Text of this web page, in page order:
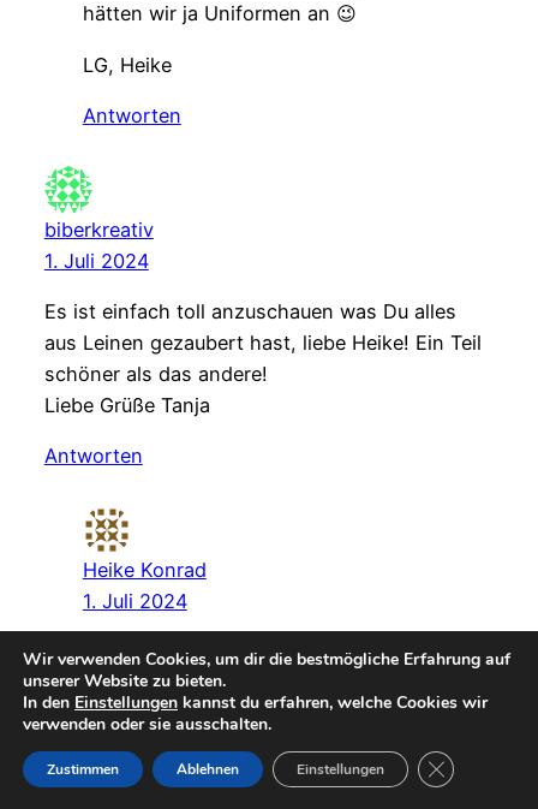
hätten wir ja Uniformen an 😉
LG, Heike
Antworten
biberkreativ
1. Juli 2024
Es ist einfach toll anzuschauen was Du alles
aus Leinen gezaubert hast, liebe Heike! Ein Teil
schöner als das andere!
Liebe Grüße Tanja
Antworten
Heike Konrad
1. Juli 2024
Liebe Tanja,
dein liebes Kompliment macht mich ganz
glücklich ☺
LG, Heike
Wir verwenden Cookies, um dir die bestmögliche Erfahrung auf
unserer Website zu bieten.
In den Einstellungen kannst du erfahren, welche Cookies wir
verwenden oder sie ausschalten.
Zustimmen Ablehnen Einstellungen GDPR